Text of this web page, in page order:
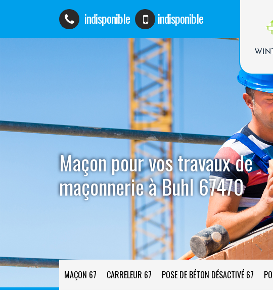
indisponible indisponible
Maçon pour vos travaux de
maçonnerie à Buhl 67470
MAÇON 67 CARRELEUR 67 POSE DE BÉTON DÉSACTIVÉ 67